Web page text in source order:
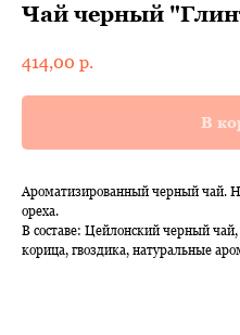
Чай черный
414,00 р.
В
Ароматизированный черный чай.
ореха.
В составе: Цейлонский черный чай,
корица, гвоздика, натуральные